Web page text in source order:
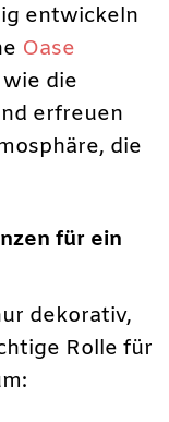
entwickeln
Oase
die
erfreuen
die
für ein
dekorativ,
Rolle für